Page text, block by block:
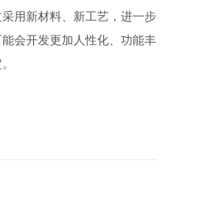
用新材料、新工艺，进一步
会开发更加人性化、功能丰